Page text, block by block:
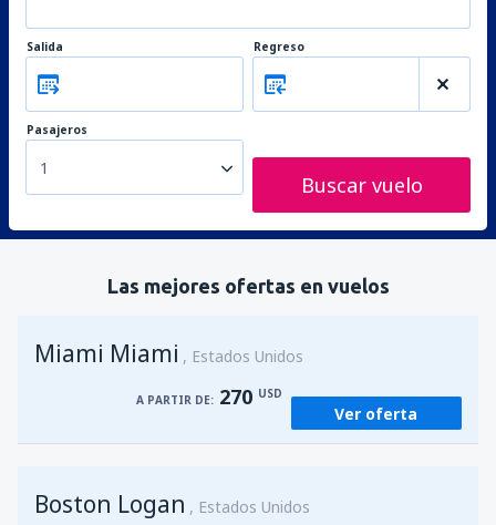
Salida Regreso
Pasajeros
1
Buscar vuelo
Las mejores ofertas en vuelos
Miami Miami Estados Unidos
A PARTIR DE: 270 USD
Ver oferta
Boston Logan Estados Unidos